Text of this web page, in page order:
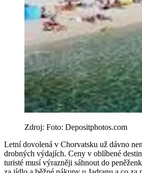
Zdroj: Foto: Depositphotos.com
Letní dovolená v Chorvatsku už dávno
drobných výdajích. Ceny v oblíbené
turisté musí výrazněji sáhnout do